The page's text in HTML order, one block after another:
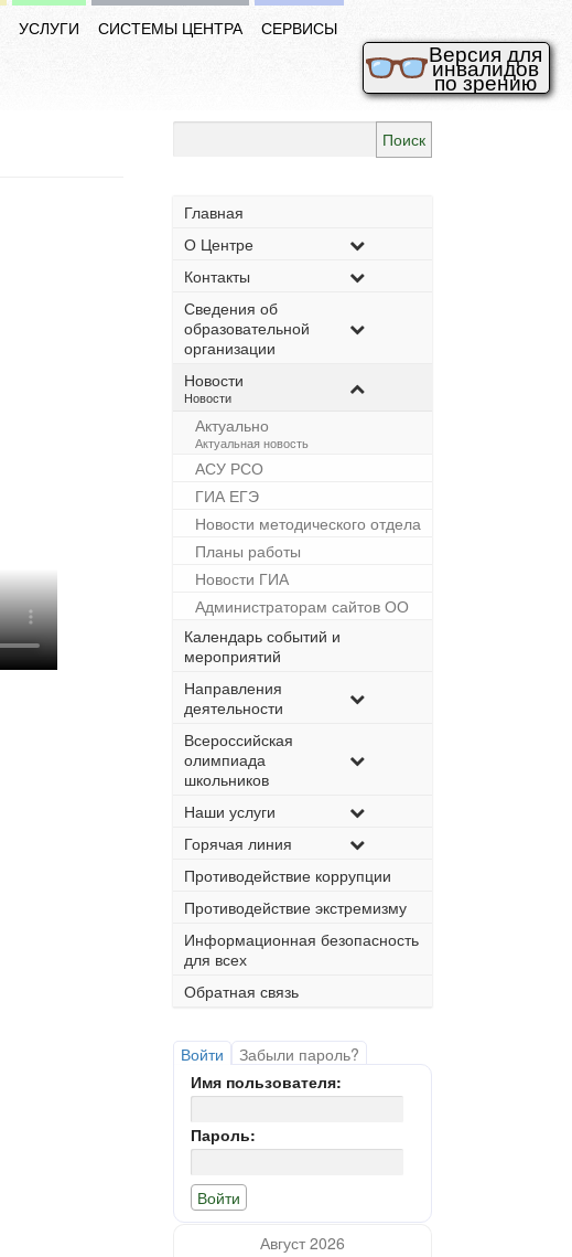
Версия для
инвалидов
по зрению
УСЛУГИ СИСТЕМЫ ЦЕНТРА СЕРВИСЫ
Главная
О Центре
Контакты
Сведения об
образовательной
организации
Новости
–
Новости
Актуально
–
Актуальная новость
АСУ РСО
ГИА ЕГЭ
Новости методического отдела
Планы работы
Новости ГИА
Администраторам сайтов ОО
Календарь событий и
мероприятий
Направления
деятельности
Всероссийская
олимпиада
школьников
Наши услуги
Горячая линия
Противодействие коррупции
Противодействие экстремизму
Информационная безопасность
для всех
Обратная связь
Войти
Забыли пароль?
Имя пользователя:
Пароль:
Август 2026